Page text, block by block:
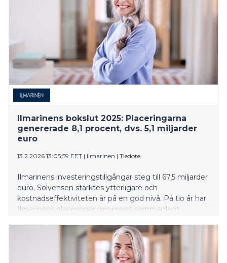
Ilmarinens bokslut 2025: Placeringarna
genererade 8,1 procent, dvs. 5,1 miljarder
euro
13.2.2026 13:05:59 EET | Ilmarinen | Tiedote
Ilmarinens investeringstillgångar steg till 67,5 miljarder
euro. Solvensen stärktes ytterligare och
kostnadseffektiviteten är på en god nivå. På tio år har
Ilmarinens placeringar genererat sammanlagt
placerade i Finland.